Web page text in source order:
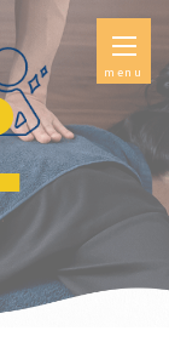
menu